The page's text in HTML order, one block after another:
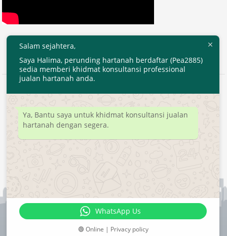
2020 © EjenHartanahKL.com. All Right Reserved.
Developed byMyTranspro
Salam sejahtera,
Saya Halima, perunding hartanah berdaftar (Pea2885)
sedia memberi khidmat konsultansi professional
jualan hartanah anda.
Ya, Bantu saya untuk khidmat konsultansi jualan
hartanah dengan segera.
WhatsApp Us
🟢 Online | Privacy policy